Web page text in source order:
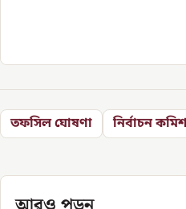
তফসিল ঘোষণা নির্বাচন